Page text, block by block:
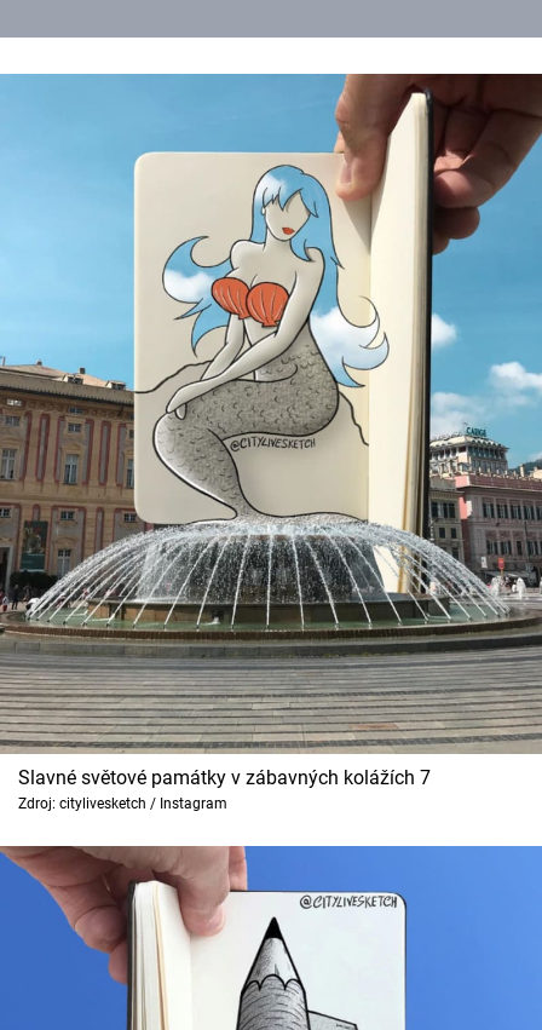
Slavné světové památky v zábavných kolážích 7
Zdroj: citylivesketch / Instagram